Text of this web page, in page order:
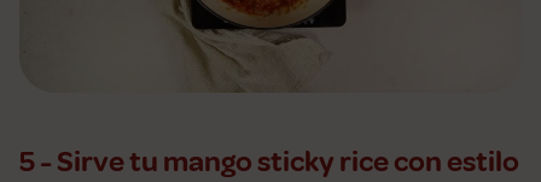
5 - Sirve tu mango sticky rice con estilo